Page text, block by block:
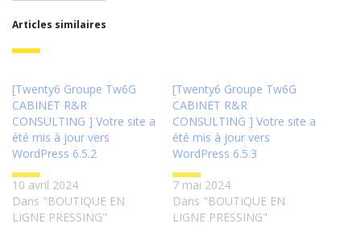
Articles similaires
[Twenty6 Groupe Tw6G
CABINET R&R
CONSULTING ] Votre site a
été mis à jour vers
WordPress 6.5.2
10 avril 2024
Dans "BOUTIQUE EN
LIGNE PRESSING"
[Twenty6 Groupe Tw6G
CABINET R&R
CONSULTING ] Votre site a
été mis à jour vers
WordPress 6.5.3
7 mai 2024
Dans "BOUTIQUE EN
LIGNE PRESSING"